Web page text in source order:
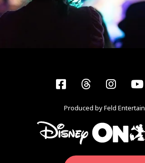
Facebook
Threads
Produced by Feld